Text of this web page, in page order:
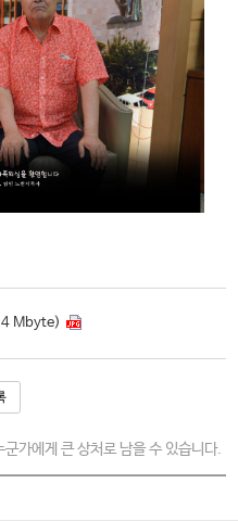
Mbyte)
가에게 큰 상처로 남을 수 있습니다.